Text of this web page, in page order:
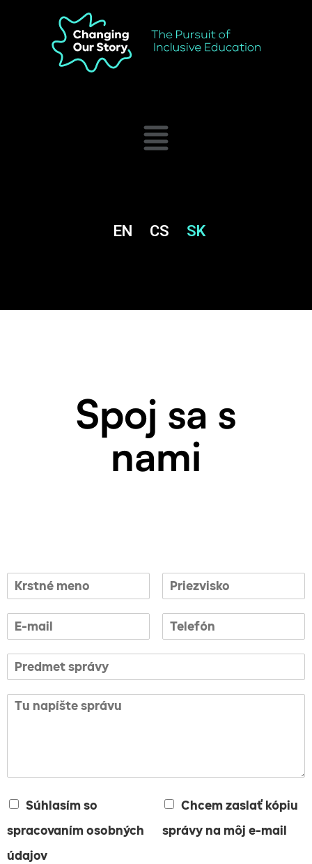
EN CS SK
Spoj sa s
nami
Súhlasím so
spracovaním osobných
údajov
Chcem zaslať kópiu
správy na môj e-mail